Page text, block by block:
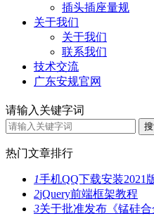
插头插座量规
关于我们
关于我们
联系我们
技术交流
广东安规官网
请输入关键字词
热门文章排行
1手机QQ下载安装2021
2jQuery前端框架教程
3关于批准发布《锰硅